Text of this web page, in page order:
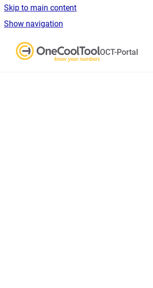
Skip to main content
Show navigation
OCT-Portal